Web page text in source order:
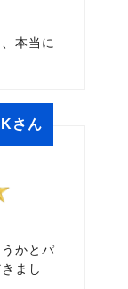
本当に
ん
かとパ
まし